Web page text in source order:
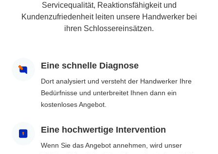
Servicequalität, Reaktionsfähigkeit und
Kundenzufriedenheit leiten unsere Handwerker bei
ihren Schlossereinsätzen.
Eine schnelle Diagnose
Dort analysiert und versteht der Handwerker Ihre
Bedürfnisse und unterbreitet Ihnen dann ein
kostenloses Angebot.
Eine hochwertige Intervention
Wenn Sie das Angebot annehmen, wird unser